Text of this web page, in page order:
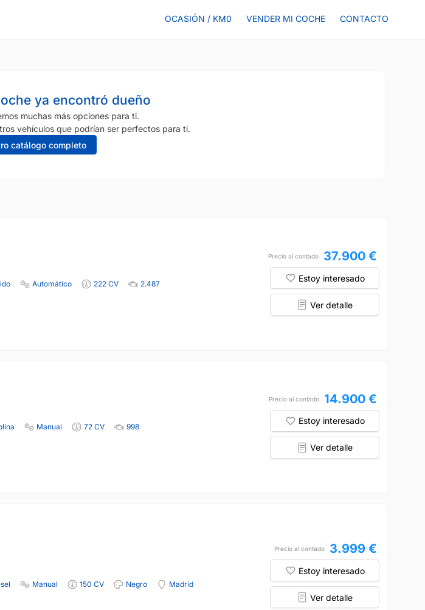
OCASIÓN / KM0 VENDER MI COCHE CONTACTO
ya encontró dueño
muchas más opciones para ti.
vehículos que podrían ser perfectos para ti.
catálogo completo
Automático 222 CV
2.487
Precio al contado 37.900 €
Estoy interesado
Ver detalle
Manual 72 CV
998
Precio al contado 14.900 €
Estoy interesado
Ver detalle
Manual 150 CV Negro
Madrid
Precio al contado 3.999 €
Estoy interesado
Ver detalle